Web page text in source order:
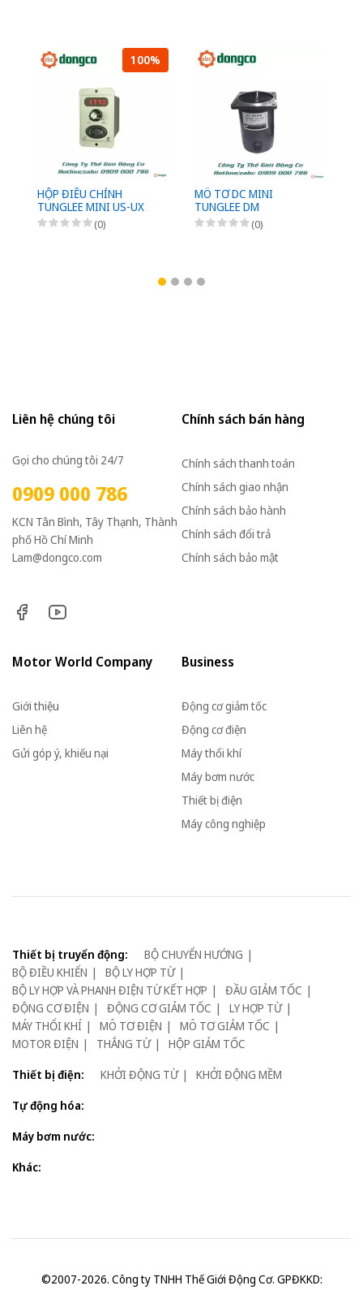
100%
HỘP ĐIỀU CHỈNH
TUNGLEE MINI US-UX
(0)
MÔ TƠ DC MINI
TUNGLEE DM
(0)
Liên hệ chúng tôi
Gọi cho chúng tôi 24/7
0909 000 786
KCN Tân Bình, Tây Thạnh, Thành
phố Hồ Chí Minh
Lam@dongco.com
Chính sách bán hàng
Chính sách thanh toán
Chính sách giao nhận
Chính sách bảo hành
Chính sách đổi trả
Chính sách bảo mật
Motor World Company
Giới thiệu
Liên hệ
Gửi góp ý, khiếu nại
Business
Động cơ giảm tốc
Động cơ điện
Máy thổi khí
Máy bơm nước
Thiết bị điện
Máy công nghiệp
Thiết bị truyển động:
BỘ CHUYỂN HƯỚNG
BỘ ĐIỀU KHIỂN
BỘ LY HỢP TỪ
BỘ LY HỢP VÀ PHANH ĐIỆN TỪ KẾT HỢP
ĐẦU GIẢM TỐC
ĐỘNG CƠ ĐIỆN
ĐỘNG CƠ GIẢM TỐC
LY HỢP TỪ
MÁY THỔI KHÍ
MÔ TƠ ĐIỆN
MÔ TƠ GIẢM TỐC
MOTOR ĐIỆN
THẮNG TỪ
HỘP GIẢM TỐC
Thiết bị điện:
KHỞI ĐỘNG TỪ
KHỞI ĐỘNG MỀM
Tự động hóa:
Máy bơm nước:
Khác:
©2007-2026. Công ty TNHH Thế Giới Động Cơ. GPĐKKD: